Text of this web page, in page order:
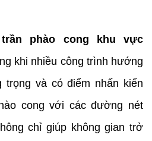
phào cong khu vực
khi nhiều công trình hướng
trọng và có điểm nhấn kiến
cong với các đường nét
chỉ giúp không gian trở